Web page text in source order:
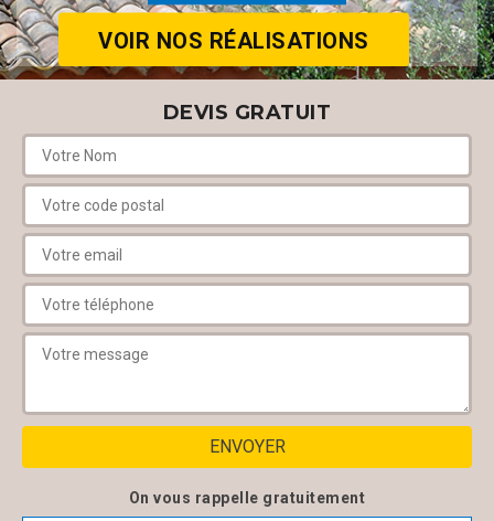
VOIR NOS RÉALISATIONS
DEVIS GRATUIT
On vous rappelle gratuitement